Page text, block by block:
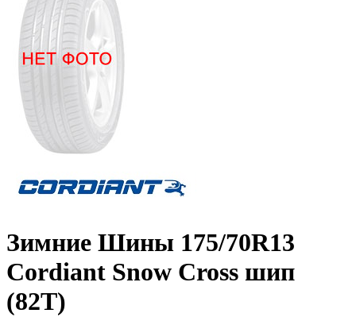
Зимние Шины 175/70R13
Cordiant Snow Cross шип
(82T)